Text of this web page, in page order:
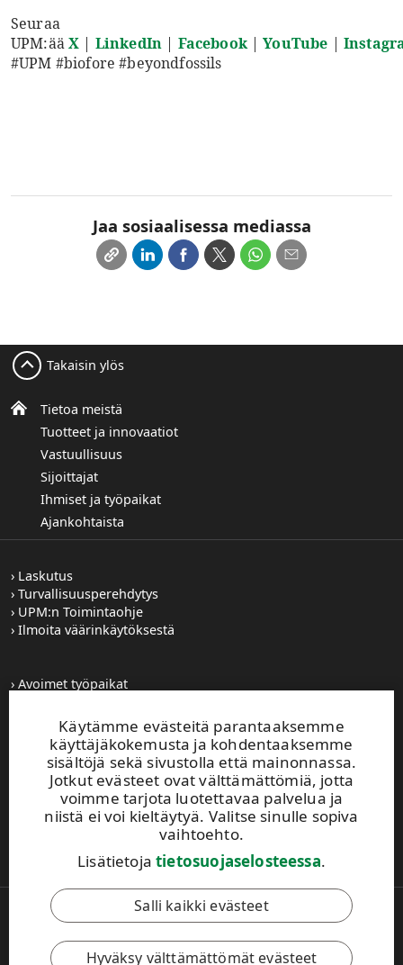
Seuraa
UPM:ääX | LinkedIn | Facebook|YouTube |
#UPM #biofore #beyondfossils
Jaa sosiaalisessa mediassa
Käytämme evästeitä parantaaksemme
käyttäjäkokemusta ja kohdentaaksemme
sisältöjä sekä sivustolla että mainonnassa.
Jotkut evästeet ovat välttämättömiä, jotta
voimme tarjota luotettavaa palvelua ja
niistä ei voi kieltäytyä. Valitse sinulle sopiva
vaihtoehto.
Lisätietojatietosuojaselosteessa.
Salli kaikki evästeet
Hyväksy välttämättömät evästeet
Tietoa meistä
Tuotteet ja innovaatiot
Vastuullisuus
Sijoittajat
Ihmiset ja työpaikat
Ajankohtaista
Takaisin ylös
Laskutus
Turvallisuusperehdytys
UPM:n Toimintaohje
Ilmoita väärinkäytöksestä
Avoimet työpaikat
Tilaa tiedotteet
Toiminta-alueemme
UPM Vaihde
0204 15 111
Tämä sivusto on suojattu reCAPTCHA-palvelun
käyttöehdot
Copyright © 2026 UPM. Kaikki oikeudet pidätetään.
Käyttöehdot